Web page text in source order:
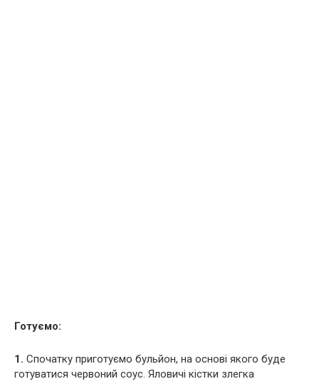
Готуємо:
1. Спочатку приготуємо бульйон, на основі якого буде
готуватися червоний соус. Яловичі кістки злегка